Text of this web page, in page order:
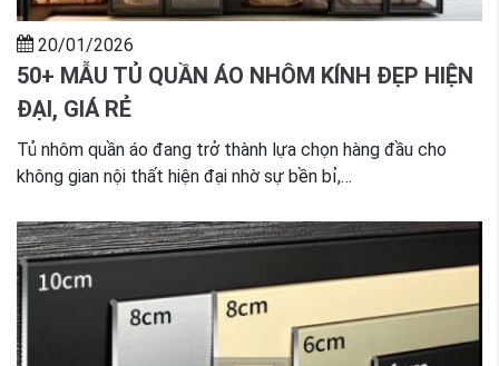
20/01/2026
50+ MẪU TỦ QUẦN ÁO NHÔM KÍNH ĐẸP HIỆN
ĐẠI, GIÁ RẺ
Tủ nhôm quần áo đang trở thành lựa chọn hàng đầu cho
không gian nội thất hiện đại nhờ sự bền bỉ,…